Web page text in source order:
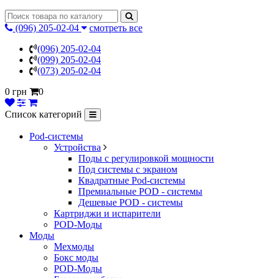
(096) 205-02-04
смотреть все
(096) 205-02-04
(099) 205-02-04
(073) 205-02-04
0 грн
0
Список категорий
Pod-системы
Устройства
Поды с регулировкой мощности
Под системы с экраном
Квадратные Pod-системы
Премиальные POD - системы
Дешевые POD - системы
Картриджи и испарители
POD-Моды
Моды
Мехмоды
Бокс моды
POD-Моды